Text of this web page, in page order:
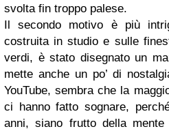
svolta fin troppo palese.
Il secondo motivo è più
costruita in studio e sulle
verdi, è stato disegnato un
mette anche un po’ di
YouTube, sembra che la
ci hanno fatto sognare,
anni, siano frutto della